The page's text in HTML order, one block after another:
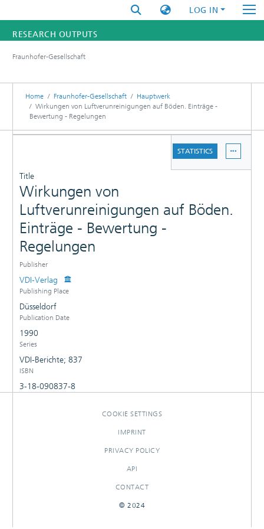
LOG IN
RESEARCH OUTPUTS
RESEARCHERS
INSTITUTES
Fraunhofer-Gesellschaft
Home Fraunhofer-Gesellschaft
Hauptwerk
Wirkungen von Luftverunreinigungen auf Böden. Einträge -
Bewertung - Regelungen
STATISTICS
Title
Wirkungen von
Luftverunreinigungen auf Böden.
Einträge - Bewertung -
Regelungen
Publisher
VDI-Verlag
Publishing Place
Düsseldorf
Publication Date
1990
Series
VDI-Berichte; 837
ISBN
3-18-090837-8
COOKIE SETTINGS
IMPRINT
PRIVACY POLICY
API
CONTACT
© 2024